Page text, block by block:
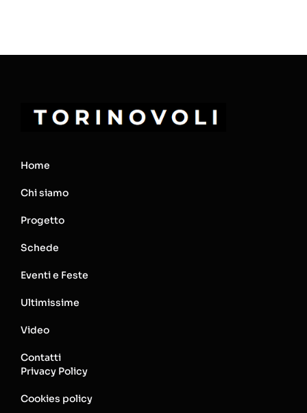
Home
Chi siamo
Progetto
Schede
Eventi e Feste
Ultimissime
Video
Contatti
Privacy Policy
Cookies policy